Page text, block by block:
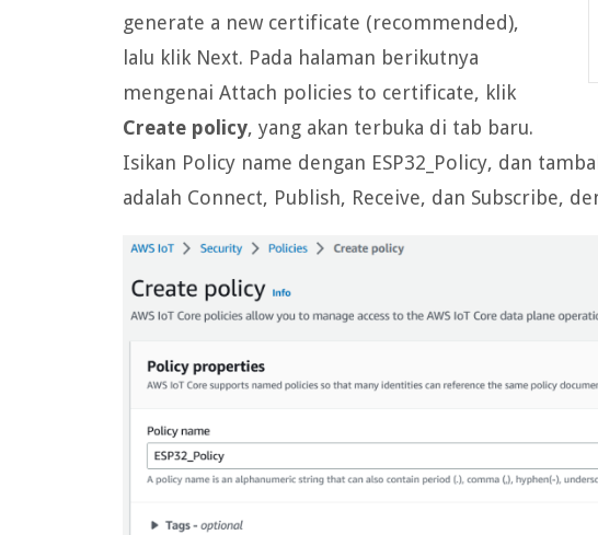
generate a new certificate (recommended),
lalu klik Next. Pada halaman berikutnya
mengenai Attach policies to certificate, klik
Create policy, yang akan terbuka di tab baru.
Isikan Policy name dengan ESP32_Policy, dan
adalah Connect, Publish, Receive, dan Subscribe,